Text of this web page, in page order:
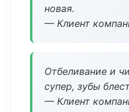
новая.
— Клиент
Отбеливание и
супер, зубы
— Клиент